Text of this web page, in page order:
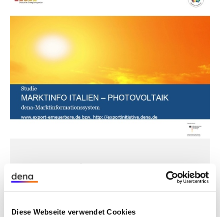
Diese Webseite verwendet Cookies
Energien des BMWi herausgibt, liefert deutschen
PV-Unternehmen entlang der
übersichtlicher Form praktische Informationen zu